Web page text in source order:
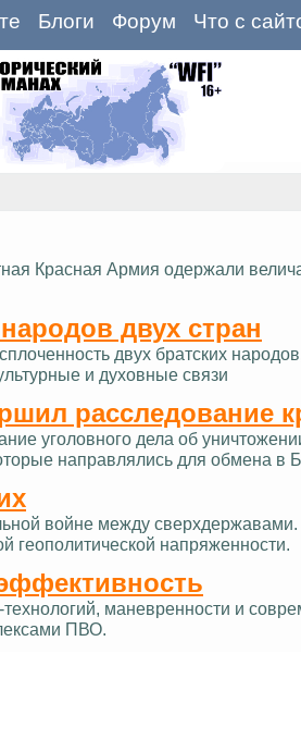
Блоги Форум Что с
Красная Армия одержали
двух стран
двух братских
и духовные связи
расследование
уголовного дела об
направлялись для обмена в
войне между
геополитической напряженности.
маневренности и
ПВО.